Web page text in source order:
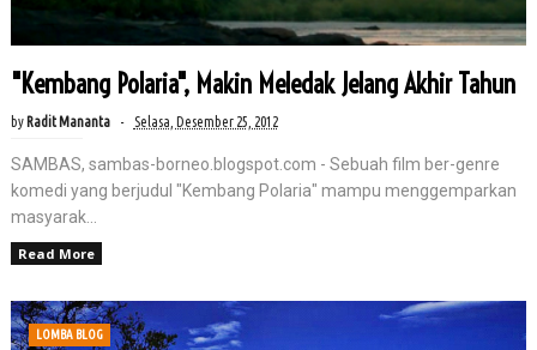
"Kembang Polaria", Makin Meledak Jelang Akhir Tahun
by Radit Mananta Selasa, Desember 25, 2012
SAMBAS, sambas-borneo.blogspot.com - Sebuah film ber-genre
komedi yang berjudul "Kembang Polaria" mampu menggemparkan
masyarak...
Read More
LOMBA BLOG